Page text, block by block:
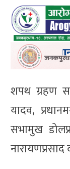
शपथ ग्रहण
यादव,
सभामुख